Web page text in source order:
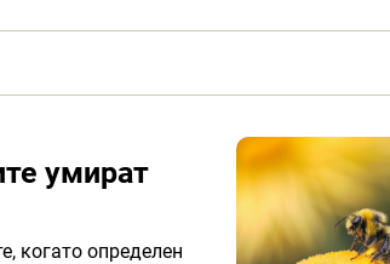
умират
когато определен